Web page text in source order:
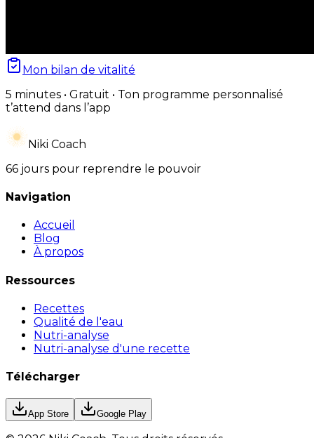
Mon bilan de vitalité
5 minutes • Gratuit • Ton programme personnalisé
t’attend dans l’app
Niki Coach
66 jours pour reprendre le pouvoir
Navigation
Accueil
Blog
À propos
Ressources
Recettes
Qualité de l'eau
Nutri-analyse
Nutri-analyse d'une recette
Télécharger
App Store Google Play